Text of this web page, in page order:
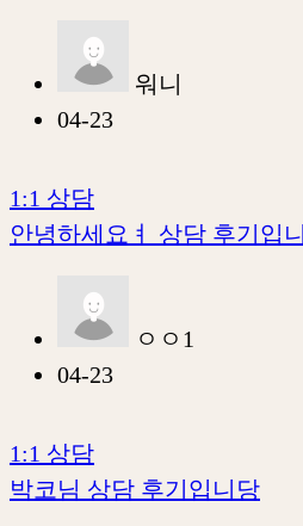
워니
04-23
1:1 상담
안녕하세요ㅕ 상담 후기입
ㅇㅇ1
04-23
1:1 상담
박코님 상담 후기입니당